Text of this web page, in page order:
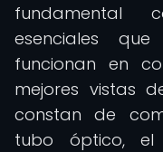
fundamental
esenciales
funcionan en
mejores vistas
constan de
tubo óptico, el